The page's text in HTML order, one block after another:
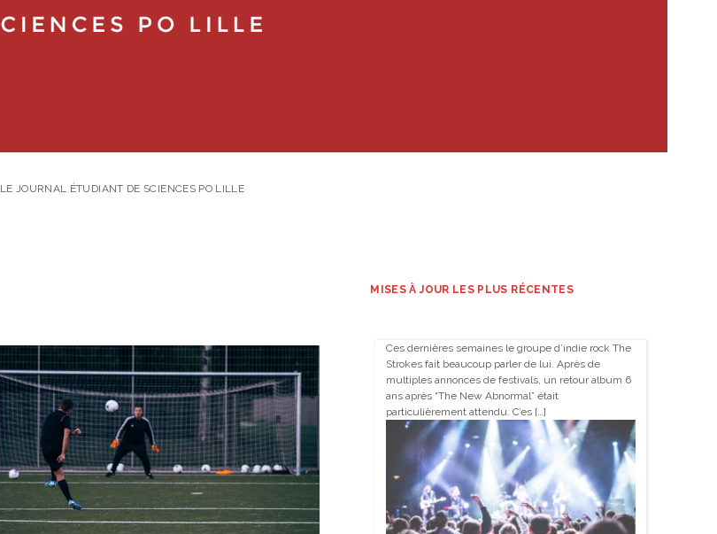
LE JOURNAL ÉTUDIANT DE SCIENCES PO LILLE
MISES À JOUR LES PLUS RÉCENTES
Ces dernières semaines le groupe d’indie rock The
Strokes fait beaucoup parler de lui. Après de
multiples annonces de festivals, un retour album 6
ans après “The New Abnormal” était
particulièrement attendu. C’es […]